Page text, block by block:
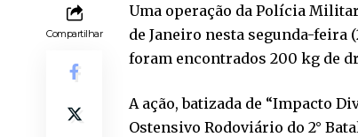
Compartilhar
Uma operação da Polícia
de Janeiro nesta segunda-feira
foram encontrados 200 kg de
A ação, batizada de “Impacto
Ostensivo Rodoviário do 2°